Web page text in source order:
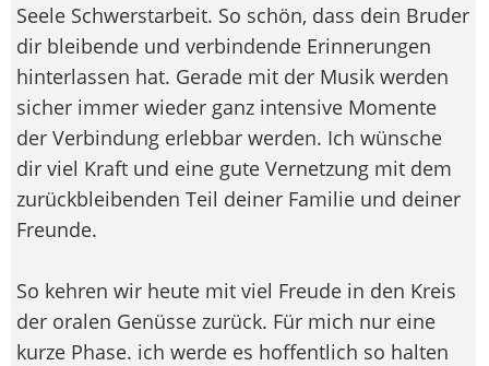
Seele Schwerstarbeit. So schön, dass dein Bruder
dir bleibende und verbindende Erinnerungen
hinterlassen hat. Gerade mit der Musik werden
sicher immer wieder ganz intensive Momente
der Verbindung erlebbar werden. Ich wünsche
dir viel Kraft und eine gute Vernetzung mit dem
zurückbleibenden Teil deiner Familie und deiner
Freunde.
So kehren wir heute mit viel Freude in den Kreis
der oralen Genüsse zurück. Für mich nur eine
kurze Phase. ich werde es hoffentlich so halten